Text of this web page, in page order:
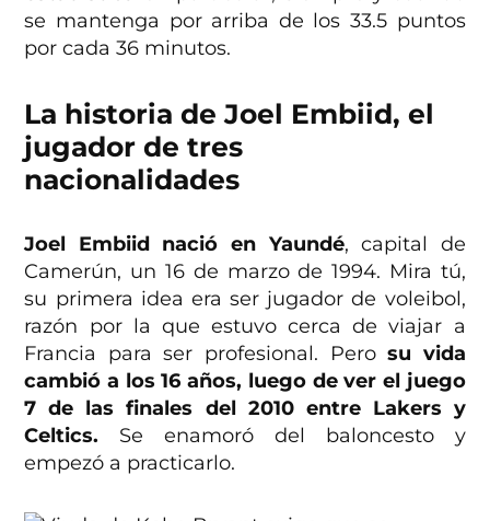
se mantenga por arriba de los 33.5 puntos
por cada 36 minutos.
La historia de Joel Embiid, el
jugador de tres
nacionalidades
Joel Embiid nació en Yaundé, capital de
Camerún, un 16 de marzo de 1994. Mira tú,
su primera idea era ser jugador de voleibol,
razón por la que estuvo cerca de viajar a
Francia para ser profesional. Perosu vida
cambió a los 16 años, luego de ver el juego
7 de las finales del 2010 entre Lakers y
Celtics. Se enamoró del baloncesto y
empezó a practicarlo.